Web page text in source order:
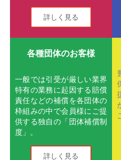
詳しく見る
各種団体のお客様
一般では引受が厳しい業界
特有の業務に起因する賠償
責任などの補償を各団体の
枠組みの中で会員様にご提
供する独自の「団体補償制
度」。
詳しく見る